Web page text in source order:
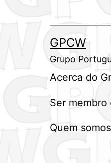
GPCW
Grupo
Acerca do
Ser membro
Quem